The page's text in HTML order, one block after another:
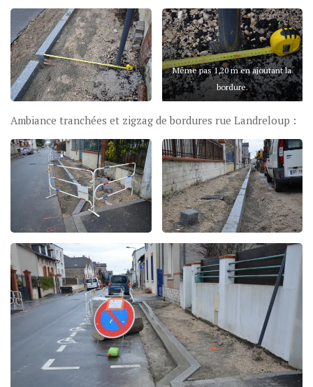
Même pas 1,20 m en ajoutant la
bordure.
Ambiance tranchées et zigzag de bordures rue Landreloup :